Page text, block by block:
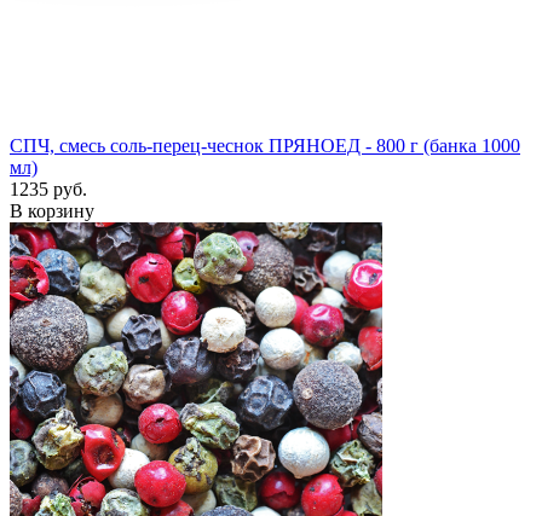
СПЧ, смесь соль-перец-чеснок ПРЯНОЕД - 800 г (банка 1000
мл)
1235 руб.
В корзину